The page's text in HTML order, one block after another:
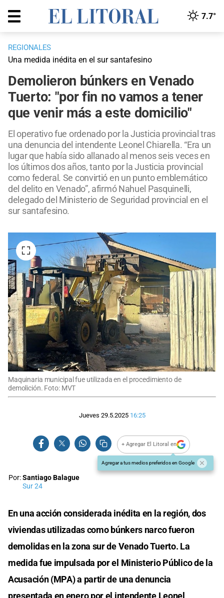
7.7°
REGIONALES
Una medida inédita en el sur santafesino
Demolieron búnkers en Venado
Tuerto: "por fin no vamos a tener
que venir más a este domicilio"
El operativo fue ordenado por la Justicia provincial tras
una denuncia del intendente Leonel Chiarella. “Era un
lugar que había sido allanado al menos seis veces en
los últimos dos años, tanto por la Justicia provincial
como federal. Se convirtió en un punto emblemático
del delito en Venado”, afirmó Nahuel Pasquinelli,
delegado del Ministerio de Seguridad provincial en el
sur santafesino.
Maquinaria municipal fue utilizada en el procedimiento de
demolición. Foto: MVT
Jueves 29.5.2025 16:25
+ Agregar El Litoral en
Agregar a tus medios preferidos en Google
Por:Santiago Balague
Sur 24
En una acción considerada inédita en la región, dos
viviendas utilizadas como búnkers narco fueron
demolidas en la zona sur de Venado Tuerto. La
medida fue impulsada por el Ministerio Público de la
Acusación (MPA) a partir de una denuncia
presentada en enero por el intendente Leonel